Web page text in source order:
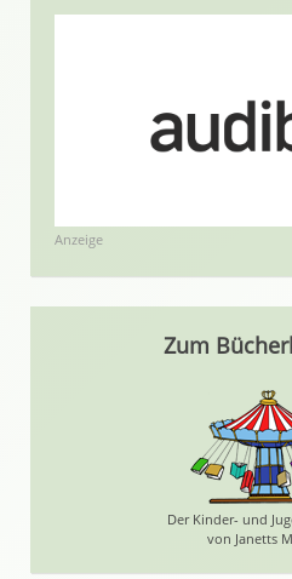
Anzeige
Zum
Der Kinder- und
von Janetts